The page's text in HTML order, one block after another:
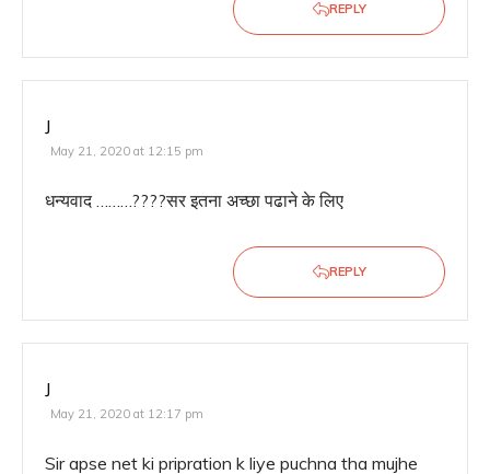
REPLY
J
May 21, 2020 at 12:15 pm
धन्यवाद ………????सर इतना अच्छा पढाने के लिए
REPLY
J
May 21, 2020 at 12:17 pm
Sir apse net ki pripration k liye puchna tha mujhe